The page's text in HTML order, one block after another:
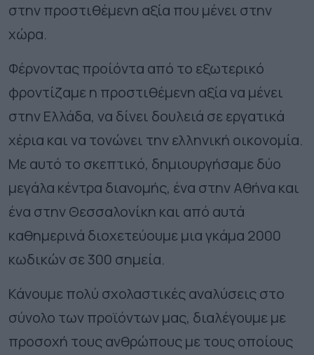
στην προστιθέμενη αξία που μένει στην
χώρα.
Φέρνοντας προίόντα από το εξωτερικό
φροντίζαμε η προστιθέμενη αξία να μένει
στην Ελλάδα, να δίνει δουλειά σε εργατικά
χέρια και να τονώνει την ελληνική οικονομία.
Με αυτό το σκεπτικό, δημιουργήσαμε δύο
μεγάλα κέντρα διανομής, ένα στην Αθήνα και
ένα στην Θεσσαλονίκη και από αυτά
καθημερινά διοχετεύουμε μια γκάμα 2000
κωδικών σε 300 σημεία.
Κάνουμε πολύ σχολαστικές αναλύσεις στο
σύνολο των προϊόντων μας, διαλέγουμε με
προσοχή τους ανθρώπους με τους οποίους